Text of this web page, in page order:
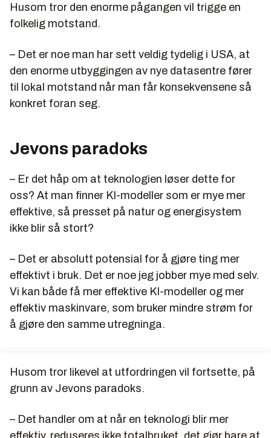
Husom tror den enorme pågangen vil trigge en
folkelig motstand.
– Det er noe man har sett veldig tydelig i USA, at
den enorme utbyggingen av nye datasentre fører
til lokal motstand når man får konsekvensene så
konkret foran seg.
Jevons paradoks
– Er det håp om at teknologien løser dette for
oss? At man finner KI-modeller som er mye mer
effektive, så presset på natur og energisystem
ikke blir så stort?
– Det er absolutt potensial for å gjøre ting mer
effektivt i bruk. Det er noe jeg jobber mye med selv.
Vi kan både få mer effektive KI-modeller og mer
effektiv maskinvare, som bruker mindre strøm for
å gjøre den samme utregninga.
Husom tror likevel at utfordringen vil fortsette, på
grunn av Jevons paradoks.
– Det handler om at når en teknologi blir mer
effektiv, reduseres ikke totalbruket, det gjør bare at